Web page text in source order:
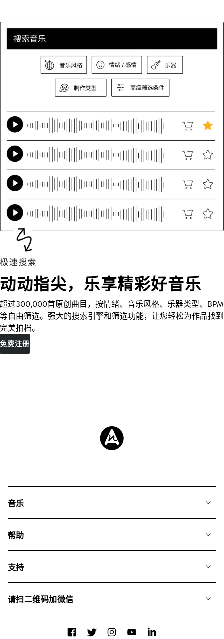
动动指尖，乐享精彩好音乐
超过300,000首原创曲目，按情绪、音乐风格、乐器类型、BPM
等自由筛选。强大的搜索引擎和筛选功能，让您轻松为作品找到
完美拍档。
免费注册
音乐
搜索
专辑
帮助
我们如何运用AI
支持
关于我们
请扫二维码加微信
FacebookTwitterInstagramYouTubeLinkedIn